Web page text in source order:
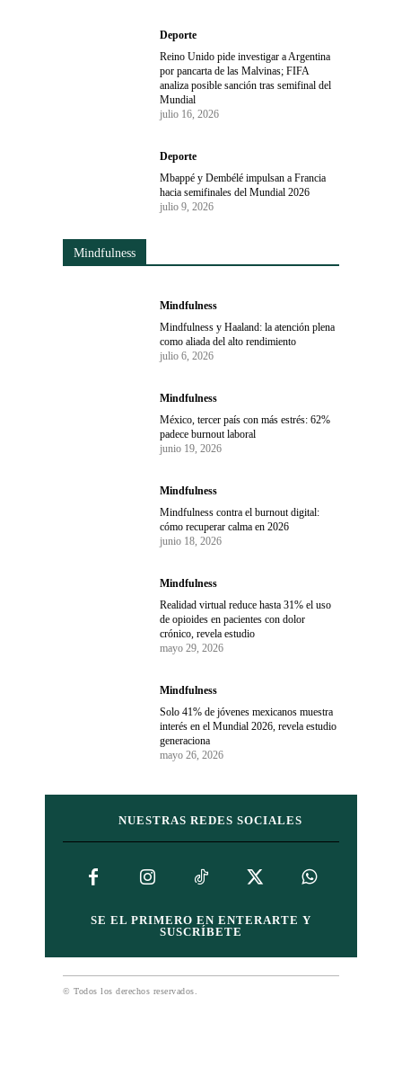
Deporte
Reino Unido pide investigar a Argentina
por pancarta de las Malvinas; FIFA
analiza posible sanción tras semifinal del
Mundial
julio 16, 2026
Deporte
Mbappé y Dembélé impulsan a Francia
hacia semifinales del Mundial 2026
julio 9, 2026
Mindfulness
Mindfulness
Mindfulness y Haaland: la atención plena
como aliada del alto rendimiento
julio 6, 2026
Mindfulness
México, tercer país con más estrés: 62%
padece burnout laboral
junio 19, 2026
Mindfulness
Mindfulness contra el burnout digital:
cómo recuperar calma en 2026
junio 18, 2026
Mindfulness
Realidad virtual reduce hasta 31% el uso
de opioides en pacientes con dolor
crónico, revela estudio
mayo 29, 2026
Mindfulness
Solo 41% de jóvenes mexicanos muestra
interés en el Mundial 2026, revela estudio
generaciona
mayo 26, 2026
NUESTRAS REDES SOCIALES
SE EL PRIMERO EN ENTERARTE Y
SUSCRÍBETE
© Todos los derechos reservados.